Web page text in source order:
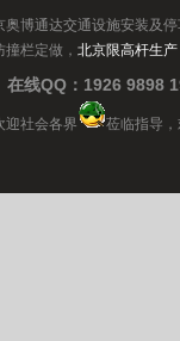
奥博通达交通设施安装及
撞栏定做，北京限高杆生产
在线QQ：1926 9898
迎社会各界 莅临指导